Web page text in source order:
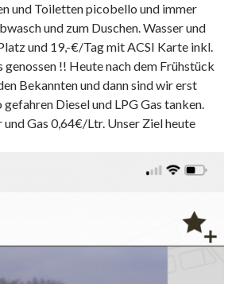
und Toiletten picobello und immer
und zum Duschen. Wasser und
und 19,-€/Tag mit ACSI Karte inkl.
!! Heute nach dem Frühstück
Bekannten und dann sind wir erst
Diesel und LPG Gas tanken.
Gas 0,64€/Ltr. Unser Ziel heute